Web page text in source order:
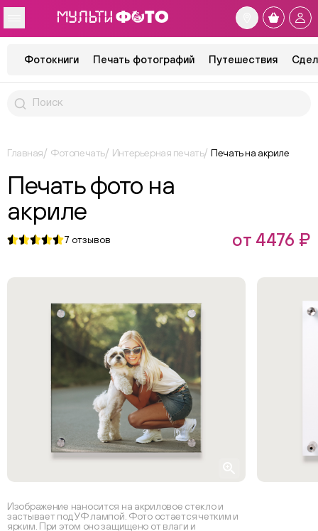
Фотокниги Печать фотографий Путешествия
Главная Фотопечать Интерьерная печать Печать на акриле
Изображение наносится на акриловое стекло и
застывает под УФ лампой. Фото остается четким и
ярким. При этом оно защищено от влаги и
Печать фото на
акриле
7 отзывов от 4476 ₽